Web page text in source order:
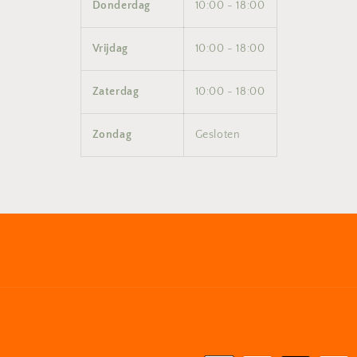
Donderdag 10:00 - 18:00
Vrijdag 10:00 - 18:00
Zaterdag 10:00 - 18:00
Zondag Gesloten